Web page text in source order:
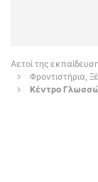
Αετοί της
Φροντιστήρια,
Κέντρο